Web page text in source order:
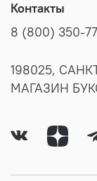
Контакты
8 (800) 350-
198025,
МАГАЗИН